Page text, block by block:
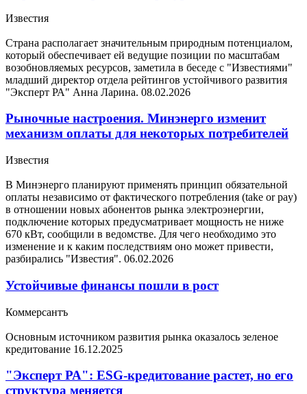
Известия
Страна располагает значительным природным потенциалом,
который обеспечивает ей ведущие позиции по масштабам
возобновляемых ресурсов, заметила в беседе с "Известиями"
младший директор отдела рейтингов устойчивого развития
"Эксперт РА" Анна Ларина. 08.02.2026
Рыночные настроения. Минэнерго изменит
механизм оплаты для некоторых потребителей
Известия
В Минэнерго планируют применять принцип обязательной
оплаты независимо от фактического потребления (take or pay)
в отношении новых абонентов рынка электроэнергии,
подключение которых предусматривает мощность не ниже
670 кВт, сообщили в ведомстве. Для чего необходимо это
изменение и к каким последствиям оно может привести,
разбирались "Известия". 06.02.2026
Устойчивые финансы пошли в рост
Коммерсантъ
Основным источником развития рынка оказалось зеленое
кредитование 16.12.2025
"Эксперт РА": ESG-кредитование растет, но его
структура меняется